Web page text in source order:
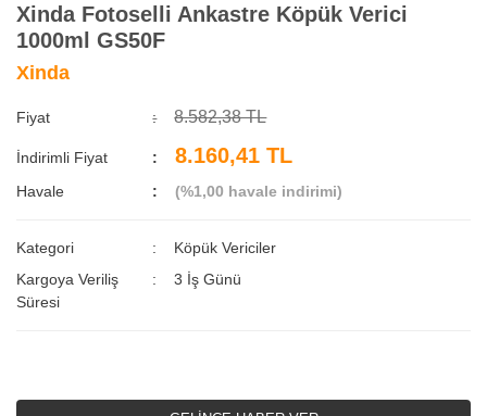
Xinda Fotoselli Ankastre Köpük Verici
1000ml GS50F
Xinda
Fiyat 8.582,38 TL
İndirimli Fiyat 8.160,41 TL
Havale (%1,00 havale indirimi)
Kategori
Köpük Vericiler
Kargoya Veriliş
Süresi
3 İş Günü